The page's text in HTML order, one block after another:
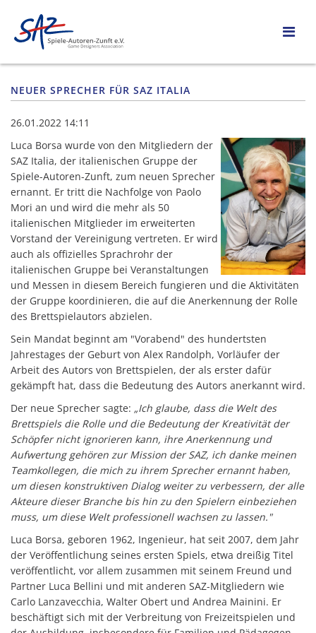
NEUER SPRECHER FÜR SAZ ITALIA
26.01.2022 14:11
Luca Borsa wurde von den Mitgliedern der
SAZ Italia, der italienischen Gruppe der
Spiele-Autoren-Zunft, zum neuen Sprecher
ernannt. Er tritt die Nachfolge von Paolo
Mori an und wird die mehr als 50
italienischen Mitglieder im erweiterten
Vorstand der Vereinigung vertreten. Er wird
auch als offizielles Sprachrohr der
italienischen Gruppe bei Veranstaltungen
und Messen in diesem Bereich fungieren und die Aktivitäten
der Gruppe koordinieren, die auf die Anerkennung der Rolle
des Brettspielautors abzielen.
Sein Mandat beginnt am "Vorabend" des hundertsten
Jahrestages der Geburt von Alex Randolph, Vorläufer der
Arbeit des Autors von Brettspielen, der als erster dafür
gekämpft hat, dass die Bedeutung des Autors anerkannt wird.
Der neue Sprecher sagte: „Ich glaube, dass die Welt des
Brettspiels die Rolle und die Bedeutung der Kreativität der
Schöpfer nicht ignorieren kann, ihre Anerkennung und
Aufwertung gehören zur Mission der SAZ, ich danke meinen
Teamkollegen, die mich zu ihrem Sprecher ernannt haben,
um diesen konstruktiven Dialog weiter zu verbessern, der alle
Akteure dieser Branche bis hin zu den Spielern einbeziehen
muss, um diese Welt professionell wachsen zu lassen."
Luca Borsa, geboren 1962, Ingenieur, hat seit 2007, dem Jahr
der Veröffentlichung seines ersten Spiels, etwa dreißig Titel
veröffentlicht, vor allem zusammen mit seinem Freund und
Partner Luca Bellini und mit anderen SAZ-Mitgliedern wie
Carlo Lanzavecchia, Walter Obert und Andrea Mainini. Er
beschäftigt sich mit der Verbreitung von Freizeitspielen und